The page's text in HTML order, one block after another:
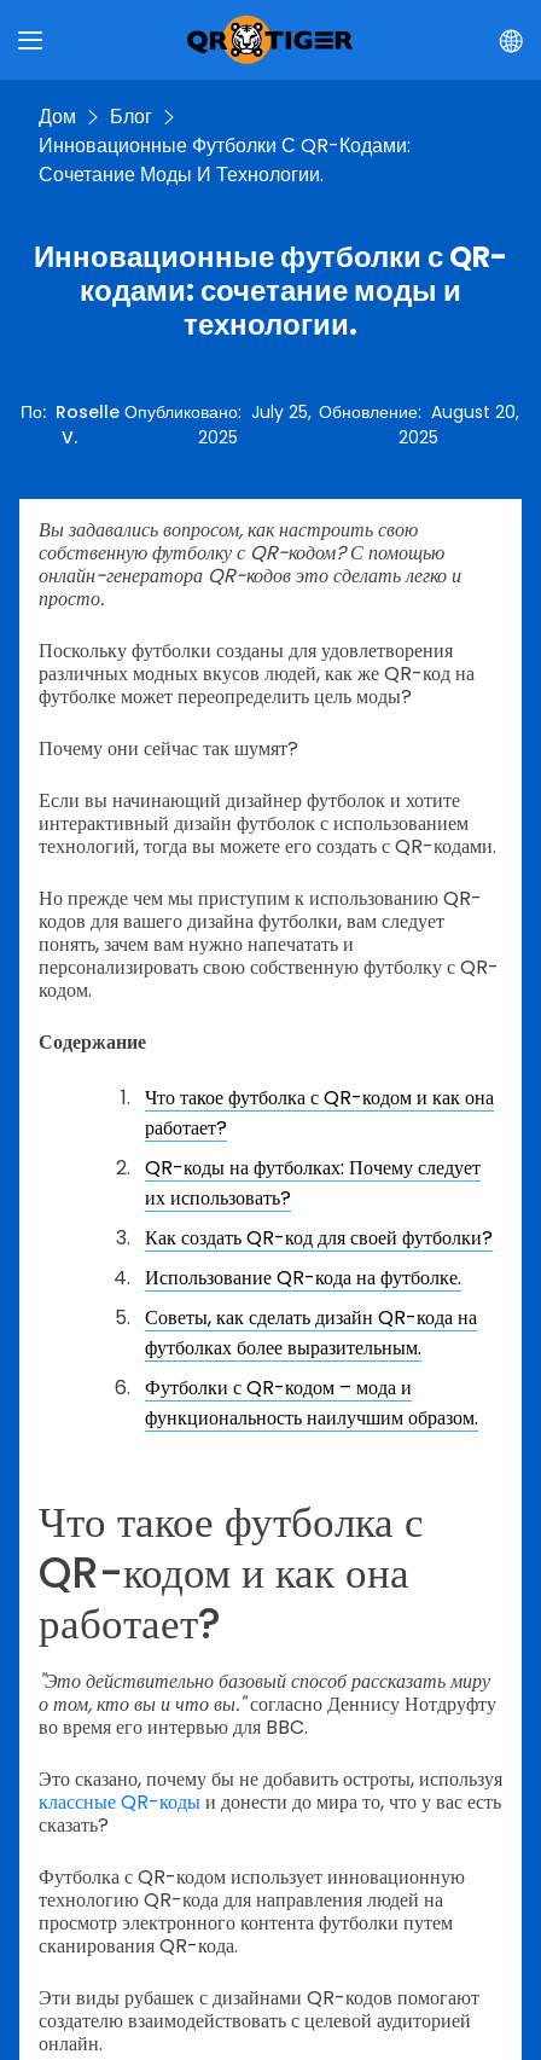
Дом
Блог
Инновационные Футболки С QR-Кодами:
Сочетание Моды И Технологии.
Инновационные футболки с QR-
кодами: сочетание моды и
технологии.
По: Roselle
V.
Опубликовано: July 25,
2025
Обновление: August 20,
2025
Вы задавались вопросом, как настроить свою
собственную футболку с QR-кодом? С помощью
онлайн-генератора QR-кодов это сделать легко и
просто.
Поскольку футболки созданы для удовлетворения
различных модных вкусов людей, как же QR-код на
футболке может переопределить цель моды?
Почему они сейчас так шумят?
Если вы начинающий дизайнер футболок и хотите
интерактивный дизайн футболок с использованием
технологий, тогда вы можете его создать с QR-кодами.
Но прежде чем мы приступим к использованию QR-
кодов для вашего дизайна футболки, вам следует
понять, зачем вам нужно напечатать и
персонализировать свою собственную футболку с QR-
кодом.
Содержание
Что такое футболка с QR-кодом и как она
работает?
QR-коды на футболках: Почему следует
их использовать?
Как создать QR-код для своей футболки?
Использование QR-кода на футболке.
Советы, как сделать дизайн QR-кода на
футболках более выразительным.
Футболки с QR-кодом – мода и
функциональность наилучшим образом.
Что такое футболка с
QR-кодом и как она
работает?
"Это действительно базовый способ рассказать миру
о том, кто вы и что вы."согласно Деннису Нотдруфту
во время его интервью для BBC.
Это сказано, почему бы не добавить остроты, используя
классные QR-кодыи донести до мира то, что у вас есть
сказать?
Футболка с QR-кодом использует инновационную
технологию QR-кода для направления людей на
просмотр электронного контента футболки путем
сканирования QR-кода.
Эти виды рубашек с дизайнами QR-кодов помогают
создателю взаимодействовать с целевой аудиторией
онлайн.